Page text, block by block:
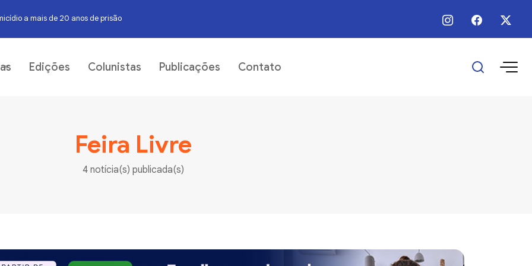
a mais de 20 anos de prisão
no distrito de Nova Esperança 05 / Ago / 2026 - Há 13 horas - Secretário de Desenvolvimento Econômico
Edições Colunistas Publicações Contato
Feira Livre
4 notícia(s) publicada(s)